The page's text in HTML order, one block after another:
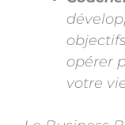
opérer
votre